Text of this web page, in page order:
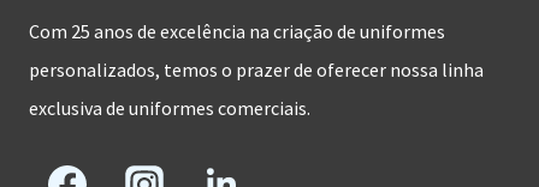
Com 25 anos de excelência na criação de uniformes
personalizados, temos o prazer de oferecer nossa linha
exclusiva de uniformes comerciais.